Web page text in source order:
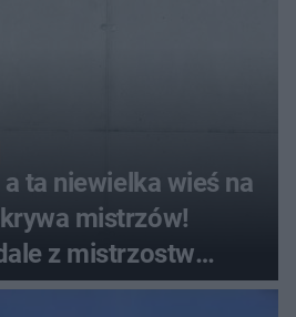
ta niewielka wieś na
mistrzów!
z mistrzostw